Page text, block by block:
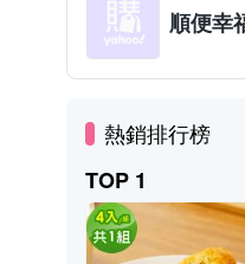
順便幸
熱銷排行榜
TOP 1